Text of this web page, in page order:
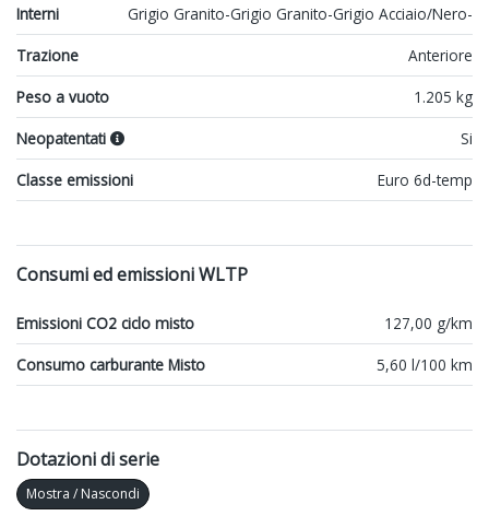
Interni
Grigio Granito-Grigio Granito-Grigio Acciaio/Nero-
Trazione
Anteriore
Peso a vuoto
1.205 kg
Neopatentati
Si
Classe emissioni
Euro 6d-temp
Consumi ed emissioni WLTP
Emissioni CO2 ciclo misto
127,00 g/km
Consumo carburante Misto
5,60 l/100 km
Dotazioni di serie
Mostra / Nascondi